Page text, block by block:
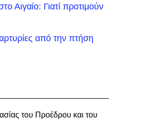
Αιγαίο: Γιατί προτιμούν
από την πτήση
του Προέδρου και του